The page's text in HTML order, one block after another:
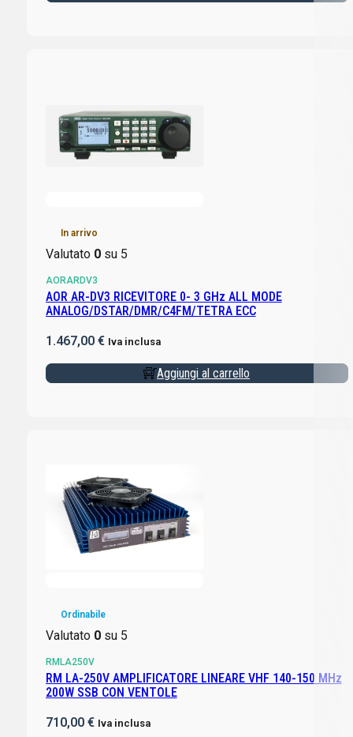
In arrivo
Valutato 0su 5
AORARDV3
AOR AR-DV3 RICEVITORE 0- 3 GHz ALL MODE
ANALOG/DSTAR/DMR/C4FM/TETRA ECC
1.467,00 € Iva inclusa
Aggiungi al carrello
Ordinabile
Valutato 0su 5
RMLA250V
RM LA-250V AMPLIFICATORE LINEARE VHF 140-150 MHz
200W SSB CON VENTOLE
710,00 € Iva inclusa